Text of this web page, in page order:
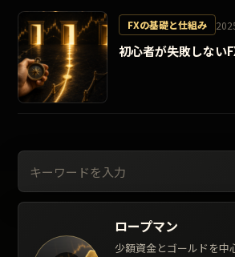
FXの基礎と仕組み
初心者が失敗しない
ロープマン
少額資金とゴールドを中